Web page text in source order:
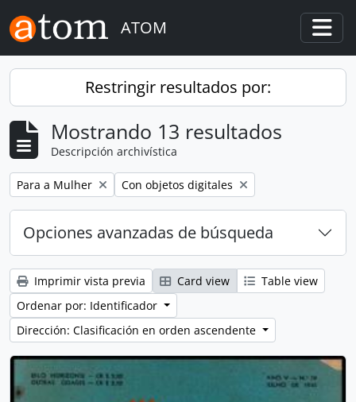
Skip to main content
ATOM
Restringir resultados por:
Mostrando 13 resultados
Descripción archivística
Remove filter:
Para a Mulher Remove filter:
Con objetos digitales
Opciones avanzadas de búsqueda
Imprimir vista previa Card view
Table view
Ordenar por: Identificador
Dirección: Clasificación en orden ascendente